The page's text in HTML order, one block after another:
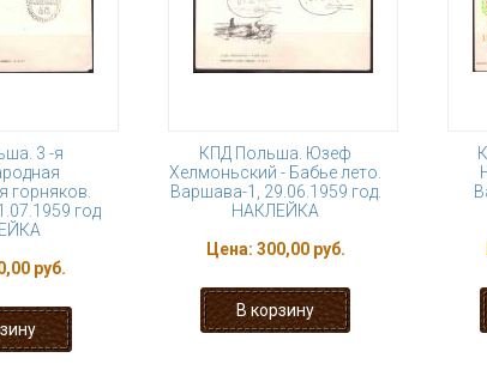
3 -я
горняков.
год
руб.
КПД Польша. Юзеф
Хелмоньский - Бабье лето.
Варшава-1, 29.06.1959 год.
НАКЛЕЙКА
Цена: 300,00 руб.